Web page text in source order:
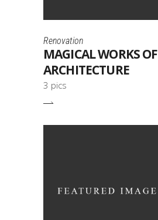
Renovation
MAGICAL WORKS OF
ARCHITECTURE
3 pics